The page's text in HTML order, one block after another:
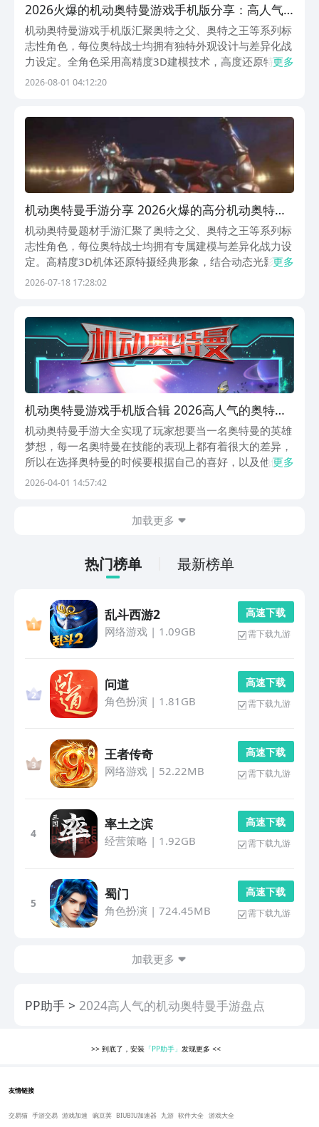
2026火爆的机动奥特曼游戏手机版分享：高人气
耐玩奥特曼游戏介绍
机动奥特曼游戏手机版汇聚奥特之父、奥特之王等系列标
志性角色，每位奥特战士均拥有独特外观设计与差异化战
力设定。全角色采用高精度3D建模技术，高度还原特摄
原作中的视觉质感与动态表现力。依托原创战斗逻辑与技
过
更多
2026-08-01 04:12:20
机动奥特曼手游分享 2026火爆的高分机动奥特曼
游戏手机版介绍
机动奥特曼题材手游汇聚了奥特之父、奥特之王等系列标
志性角色，每位奥特战士均拥有专属建模与差异化战力设
定。高精度3D机体还原特摄经典形象，结合动态光影与
粒子特效，强化战斗沉浸感。游戏构建多维度战斗系统，
更多
2026-07-18 17:28:02
机动奥特曼游戏手机版合辑 2026高人气的奥特曼
游戏有哪几款
机动奥特曼手游大全实现了玩家想要当一名奥特曼的英雄
梦想，每一名奥特曼在技能的表现上都有着很大的差异，
所以在选择奥特曼的时候要根据自己的喜好，以及他们的
实际战斗能力进行考量。奥特曼的形象设计是以3d立体的
更多
2026-04-01 14:57:42
加载更多
热门榜单 最新榜单
乱斗西游2
网络游戏| 1.09GB
高 速 下 载
需下载九游
问道
角色扮演 | 1.81GB
高 速 下 载
需下载九游
王者传奇
网络游戏| 52.22MB
高 速 下 载
需下载九游
4
率土之滨
经营策略 | 1.92GB
高 速 下 载
需下载九游
5
蜀门
角色扮演 | 724.45MB
高 速 下 载
需下载九游
加载更多
PP助手 2024高人气的机动奥特曼手游盘点
>> 到底了，安装 「PP助手」发现更多<<
友情链接
交易猫 手游交易 游戏加速 豌豆荚 BIUBIU加速器 九游 软件大全 游戏大全